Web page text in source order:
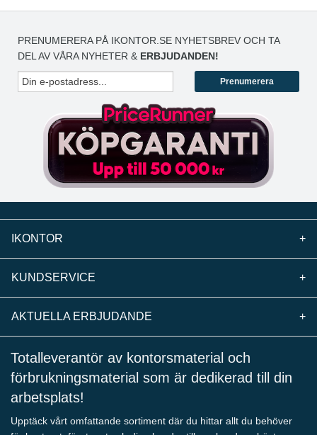
PRENUMERERA PÅ IKONTOR.SE NYHETSBREV OCH TA
DEL AV VÅRA NYHETER & ERBJUDANDEN!
Prenumerera
IKONTOR +
KUNDSERVICE +
AKTUELLA ERBJUDANDE +
Totalleverantör av kontorsmaterial och
förbrukningsmaterial som är dedikerad till din
arbetsplats!
Upptäck vårt omfattande sortiment där du hittar allt du behöver